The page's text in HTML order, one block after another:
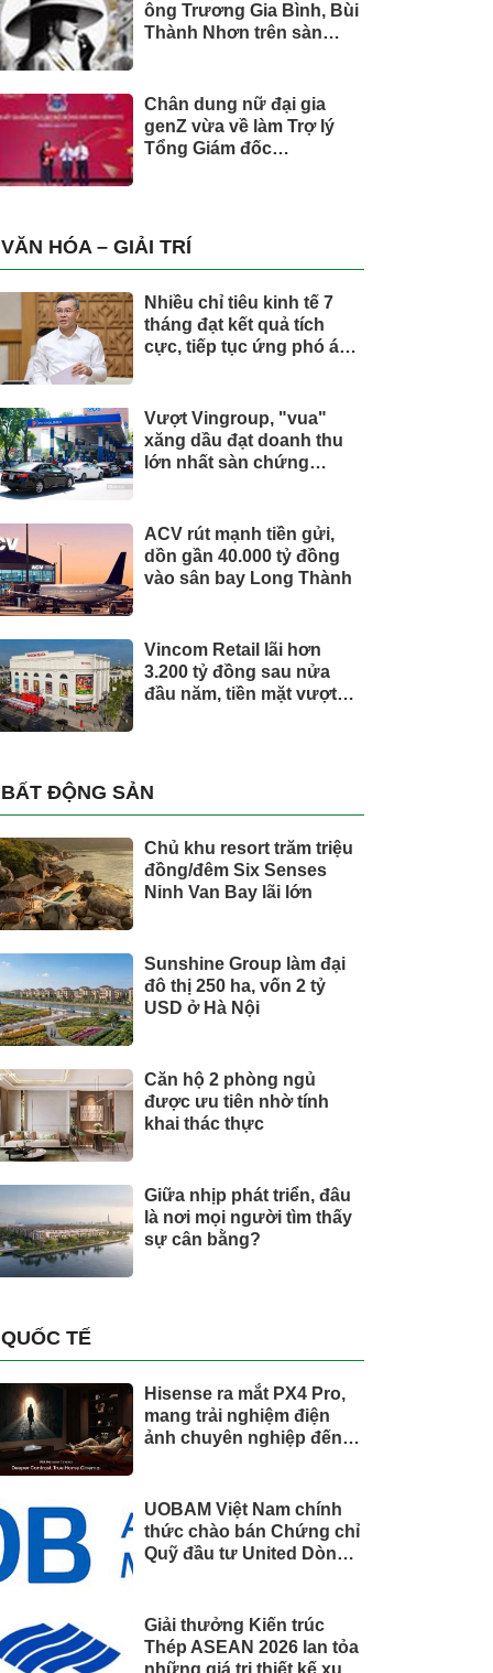
ông Trương Gia Bình, Bùi
Thành Nhơn trên sàn
Chân dung nữ đại gia
genZ vừa về làm Trợ lý
Tổng Giám đốc
trụ, nắm giữ khối tài sản
hàng nghìn tỷ
VĂN HÓA – GIẢI TRÍ
Nhiều chỉ tiêu kinh tế 7
tháng đạt kết quả tích
cực, tiếp tục ứng phó áp
Vượt Vingroup, "vua"
xăng dầu đạt doanh thu
lớn nhất sàn chứng
ACV rút mạnh tiền gửi,
dồn gần 40.000 tỷ đồng
vào sân bay Long Thành
Vincom Retail lãi hơn
3.200 tỷ đồng sau nửa
đầu năm, tiền mặt vượt
BẤT ĐỘNG SẢN
Chủ khu resort trăm triệu
đồng/đêm Six Senses
Ninh Van Bay lãi lớn
Sunshine Group làm đại
đô thị 250 ha, vốn 2 tỷ
USD ở Hà Nội
Căn hộ 2 phòng ngủ
được ưu tiên nhờ tính
khai thác thực
Giữa nhịp phát triển, đâu
là nơi mọi người tìm thấy
sự cân bằng?
QUỐC TẾ
Hisense ra mắt PX4 Pro,
mang trải nghiệm điện
ảnh chuyên nghiệp đến
UOBAM Việt Nam chính
thức chào bán Chứng chỉ
Quỹ đầu tư United Dòng
Giải thưởng Kiến trúc
Thép ASEAN 2026 lan tỏa
những giá trị thiết kế xuất